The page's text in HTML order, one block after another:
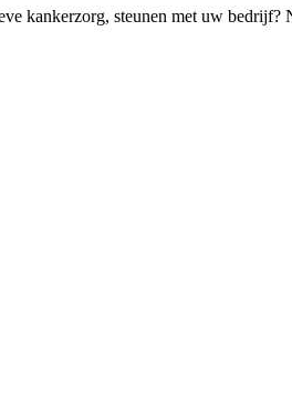
kankerzorg, steunen met uw